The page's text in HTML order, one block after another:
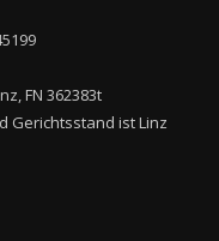
FN 362383t
Gerichtsstand ist Linz